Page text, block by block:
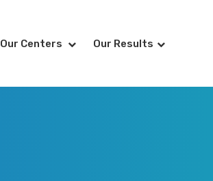
Our Centers Our Results